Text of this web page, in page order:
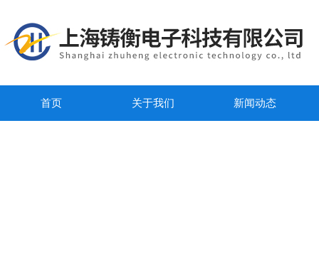
首页 关于我们 新闻动态